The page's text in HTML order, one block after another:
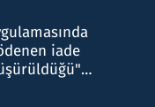
iade